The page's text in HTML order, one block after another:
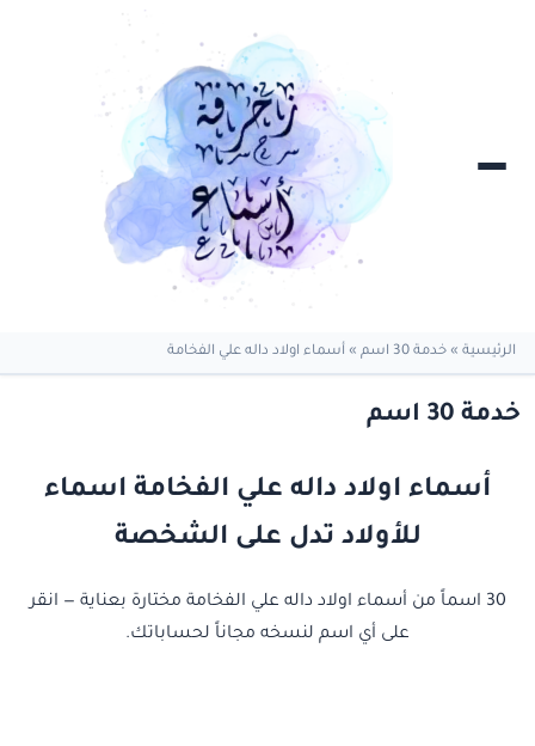
الرئيسية » خدمة 30 اسم » أسماء اولاد داله علي الفخامة
خدمة 30 اسم
أسماء اولاد داله علي الفخامة اسماء
للأولاد تدل على الشخصة
30 اسماً من أسماء اولاد داله علي الفخامة مختارة بعناية — انقر
على أي اسم لنسخه مجاناً لحساباتك.